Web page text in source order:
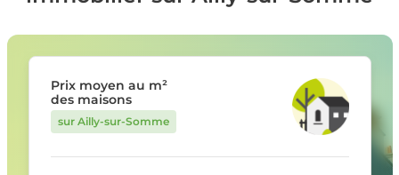
Prix moyen au m²
des maisons
sur Ailly-sur-Somme